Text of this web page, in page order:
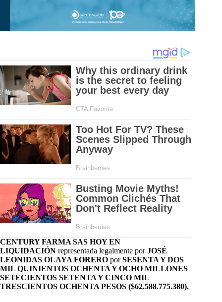
CENTURY FARMA SAS HOY EN
LIQUIDACIÓN representada legalmente porJOSÉ
LEONIDAS OLAYA FORERO porSESENTA Y DOS
MIL QUINIENTOS OCHENTA Y OCHO MILLONES
SETECIENTOS SETENTA Y CINCO MIL
TRESCIENTOS OCHENTA PESOS ($62.588.775.380).